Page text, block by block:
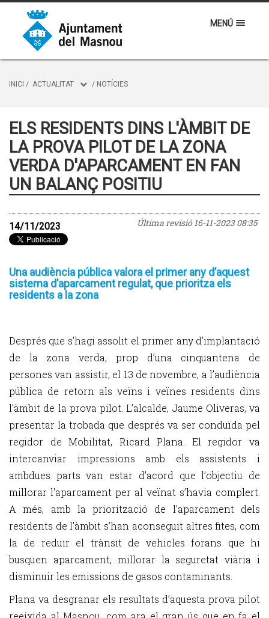
MENÚ
INICI / ACTUALITAT / NOTÍCIES
ELS RESIDENTS DINS L'ÀMBIT DE
LA PROVA PILOT DE LA ZONA
VERDA D'APARCAMENT EN FAN
UN BALANÇ POSITIU
Última revisió16-11-2023 08:35
14/11/2023
Una audiència pública valora el primer any d’aquest
sistema d’aparcament regulat, que prioritza els
residents a la zona
Després que s’hagi assolit el primer any d’implantació
de la zona verda, prop d’una cinquantena de
persones van assistir, el 13 de novembre, a l’audiència
pública de retorn als veïns i veïnes residents dins
l’àmbit de la prova pilot. L’alcalde, Jaume Oliveras, va
presentar la trobada que després va ser conduïda pel
regidor de Mobilitat, Ricard Plana. El regidor va
intercanviar impressions amb els assistents i
ambdues parts van estar d’acord que l’objectiu de
millorar l'aparcament per al veïnat s’havia complert.
A més, amb la priorització de l'aparcament dels
residents de l'àmbit s’han aconseguit altres fites, com
la de reduir el trànsit de vehicles forans que hi
busquen aparcament, millorar la seguretat viària i
disminuir les emissions de gasos contaminants.
Plana va desgranar els resultats d’aquesta prova pilot